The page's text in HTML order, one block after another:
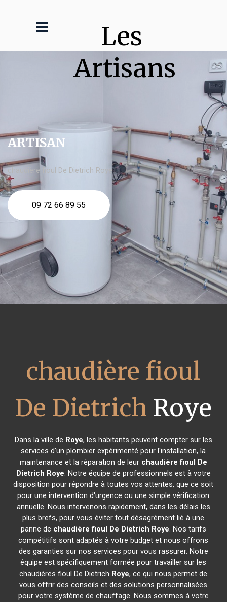
Les
Artisans
ARTISAN
chaudière fioul De Dietrich Roye
09 72 66 89 55
chaudière fioul
De Dietrich Roye
Dans la ville de Roye, les habitants peuvent compter sur les
services d'un plombier expérimenté pour l'installation, la
maintenance et la réparation de leur chaudière fioul De
Dietrich Roye. Notre équipe de professionnels est à votre
disposition pour répondre à toutes vos attentes, que ce soit
pour une intervention d'urgence ou une simple vérification
annuelle. Nous intervenons rapidement, dans les délais les
plus brefs, pour vous éviter tout désagrément lié à une
panne de chaudière fioul De Dietrich Roye. Nos tarifs
compétitifs sont adaptés à votre budget et nous offrons
des garanties sur nos services pour vous rassurer. Notre
équipe est spécifiquement formée pour travailler sur les
chaudières fioul De Dietrich Roye, ce qui nous permet de
vous offrir des conseils et des solutions personnalisées
pour votre système de chauffage. Nous sommes à votre